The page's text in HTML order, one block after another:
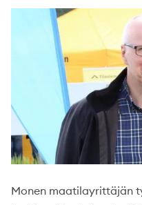
Monen maatilayrittäjän